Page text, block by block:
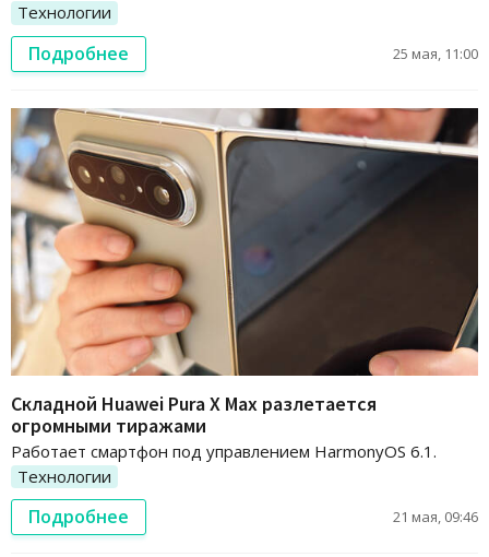
Технологии
Подробнее 25 мая, 11:00
Складной Huawei Pura X Max разлетается
огромными тиражами
Работает смартфон под управлением HarmonyOS 6.1.
Технологии
Подробнее 21 мая, 09:46